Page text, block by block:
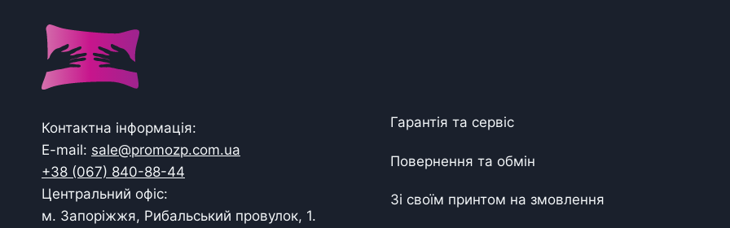
Контактна інформація:
E-mail: sale@promozp.com.ua
+38 (067) 840-88-44
Центральний офіс:
м. Запоріжжя, Рибальський провулок, 1.
Гарантія та сервіс
Повернення та обмін
Зі своїм принтом на змовлення